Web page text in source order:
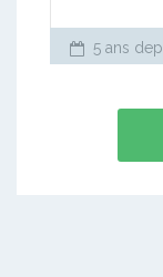
5 ans